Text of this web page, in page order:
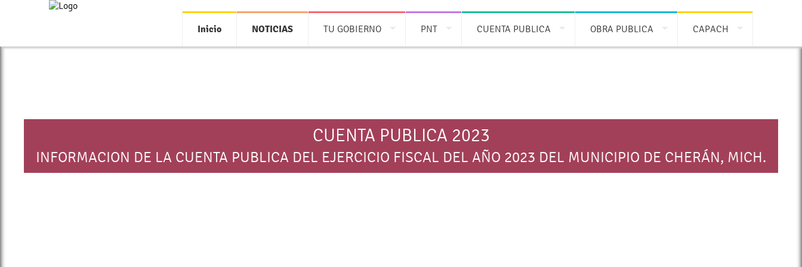
Inicio NOTICIAS TU GOBIERNO PNT CUENTA PUBLICA OBRA PUBLICA CAPACH
CUENTA PUBLICA 2023
INFORMACION DE LA CUENTA PUBLICA DEL EJERCICIO FISCAL DEL AÑO 2023 DEL MUNICIPIO DE CHERÁN, MICH.